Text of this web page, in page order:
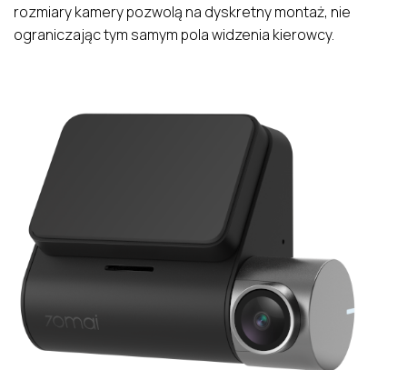
rozmiary kamery pozwolą na dyskretny montaż, nie
ograniczając tym samym pola widzenia kierowcy.